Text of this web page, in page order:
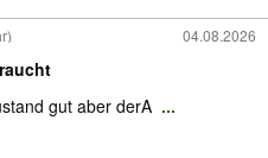
04.08.2026
gut aber derA ...